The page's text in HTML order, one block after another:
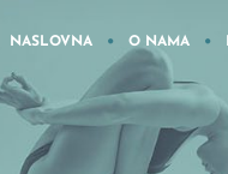
NASLOVNA O NAMA